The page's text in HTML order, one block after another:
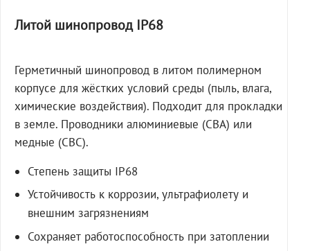
Литой шинопровод IP68
Герметичный шинопровод в литом полимерном
корпусе для жёстких условий среды (пыль, влага,
химические воздействия). Подходит для прокладки
в земле. Проводники алюминиевые (СВА) или
медные (СВС).
Степень защиты IP68
Устойчивость к коррозии, ультрафиолету и
внешним загрязнениям
Сохраняет работоспособность при затоплении